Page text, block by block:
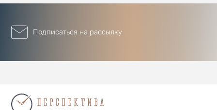
Подписаться на рассылку